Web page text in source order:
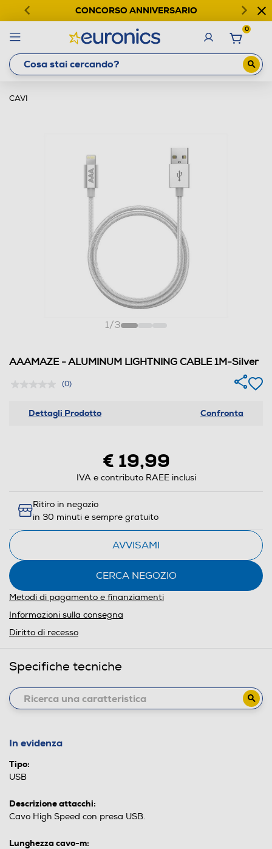
CONCORSO ANNIVERSARIO
0
CAVI
1/3
AAAMAZE - ALUMINUM LIGHTNING CABLE 1M-Silver
(0)
Dettagli Prodotto Confronta
€ 19,99
IVA e contributo RAEE inclusi
Ritiro in negozio
in 30 minuti e sempre gratuito
AVVISAMI
CERCA NEGOZIO
Metodi di pagamento e finanziamenti
Informazioni sulla consegna
Diritto di recesso
Specifiche tecniche
In evidenza
Tipo:
USB
Descrizione attacchi:
Cavo High Speed con presa USB.
Lunghezza cavo-m: